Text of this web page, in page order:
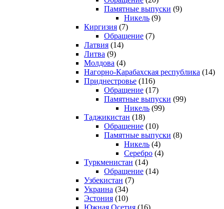
Памятные выпуски (9)
Никель (9)
Киргизия (7)
Обращение (7)
Латвия (14)
Литва (9)
Молдова (4)
Нагорно-Карабахская республика (14)
Приднестровье (116)
Обращение (17)
Памятные выпуски (99)
Никель (99)
Таджикистан (18)
Обращение (10)
Памятные выпуски (8)
Никель (4)
Серебро (4)
Туркменистан (14)
Обращение (14)
Узбекистан (7)
Украина (34)
Эстония (10)
Южная Осетия (16)